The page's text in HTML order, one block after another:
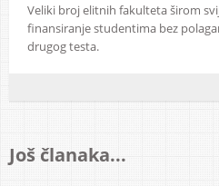
Veliki broj elitnih fakulteta širom
finansiranje studentima bez
drugog testa.
Još članaka...